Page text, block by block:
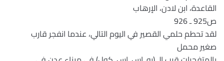
القاعدة، ابن لادن، الإرهاب
ص925 ـ 926
لقد تحطم حلمي القصير في اليوم التالي، عندما انفجر قارب
صغير محمل